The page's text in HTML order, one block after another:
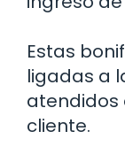
Estas
ligadas a
atendidos
cliente.